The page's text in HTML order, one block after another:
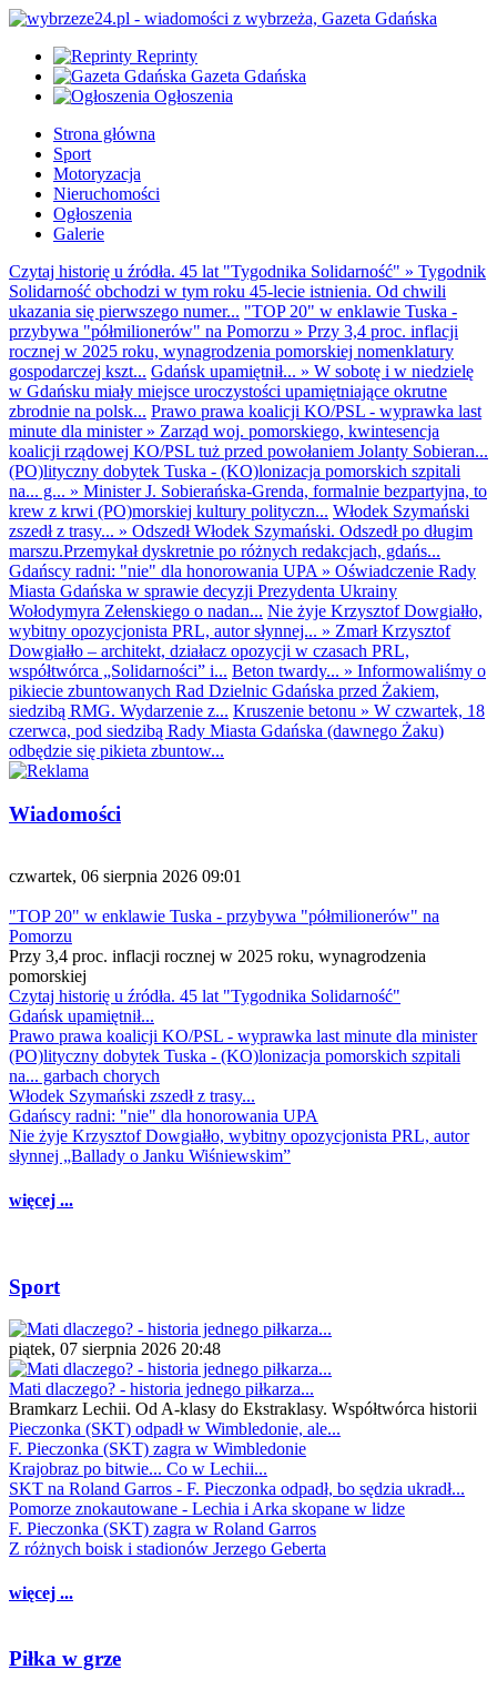
Reprinty
Gazeta Gdańska
Ogłoszenia
Strona główna
Sport
Motoryzacja
Nieruchomości
Ogłoszenia
Galerie
Czytaj historię u źródła. 45 lat "Tygodnika Solidarność" » Tygodnik
Solidarność obchodzi w tym roku 45-lecie istnienia. Od chwili
ukazania się pierwszego numer... "TOP 20" w enklawie Tuska -
przybywa "półmilionerów" na Pomorzu » Przy 3,4 proc. inflacji
rocznej w 2025 roku, wynagrodzenia pomorskiej nomenklatury
gospodarczej kszt... Gdańsk upamiętnił... » W sobotę i w niedzielę
w Gdańsku miały miejsce uroczystości upamiętniające okrutne
zbrodnie na polsk... Prawo prawa koalicji KO/PSL - wyprawka last
minute dla minister» Zarząd woj. pomorskiego, kwintesencja
koalicji rządowej KO/PSL tuż przed powołaniem Jolanty Sobieran...
(PO)lityczny dobytek Tuska - (KO)lonizacja pomorskich szpitali
na... g... » Minister J. Sobierańska-Grenda, formalnie bezpartyjna, to
krew z krwi (PO)morskiej kultury polityczn... Włodek Szymański
zszedł z trasy... » Odszedł Włodek Szymański. Odszedł po długim
marszu.Przemykał dyskretnie po różnych redakcjach, gdańs...
Gdańscy radni: "nie" dla honorowania UPA » Oświadczenie Rady
Miasta Gdańska w sprawie decyzji Prezydenta Ukrainy
Wołodymyra Zełenskiego o nadan... Nie żyje Krzysztof Dowgiałło,
wybitny opozycjonista PRL, autor słynnej... » Zmarł Krzysztof
Dowgiałło – architekt, działacz opozycji w czasach PRL,
współtwórca „Solidarności” i... Beton twardy... » Informowaliśmy o
pikiecie zbuntowanych Rad Dzielnic Gdańska przed Żakiem,
siedzibą RMG. Wydarzenie z... Kruszenie betonu » W czwartek, 18
czerwca, pod siedzibą Rady Miasta Gdańska (dawnego Żaku)
odbędzie się pikieta zbuntow...
Wiadomości
czwartek, 06 sierpnia 2026 09:01
"TOP 20" w enklawie Tuska - przybywa "półmilionerów" na
Pomorzu
Przy 3,4 proc. inflacji rocznej w 2025 roku, wynagrodzenia
pomorskiej
Czytaj historię u źródła. 45 lat "Tygodnika Solidarność"
Gdańsk upamiętnił...
Prawo prawa koalicji KO/PSL - wyprawka last minute dla minister
(PO)lityczny dobytek Tuska - (KO)lonizacja pomorskich szpitali
na... garbach chorych
Włodek Szymański zszedł z trasy...
Gdańscy radni: "nie" dla honorowania UPA
Nie żyje Krzysztof Dowgiałło, wybitny opozycjonista PRL, autor
słynnej „Ballady o Janku Wiśniewskim”
więcej ...
Sport
piątek, 07 sierpnia 2026 20:48
Mati dlaczego? - historia jednego piłkarza...
Bramkarz Lechii. Od A-klasy do Ekstraklasy. Współtwórca historii
Pieczonka (SKT) odpadł w Wimbledonie, ale...
F. Pieczonka (SKT) zagra w Wimbledonie
Krajobraz po bitwie... Co w Lechii...
SKT na Roland Garros - F. Pieczonka odpadł, bo sędzia ukradł...
Pomorze znokautowane - Lechia i Arka skopane w lidze
F. Pieczonka (SKT) zagra w Roland Garros
Z różnych boisk i stadionów Jerzego Geberta
więcej ...
Piłka w grze